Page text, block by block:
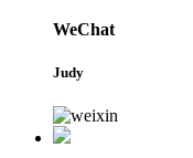
WeChat
Judy